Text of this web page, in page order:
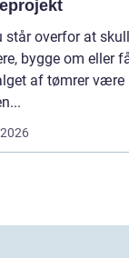
står overfor at
bygge om eller
af tømrer være